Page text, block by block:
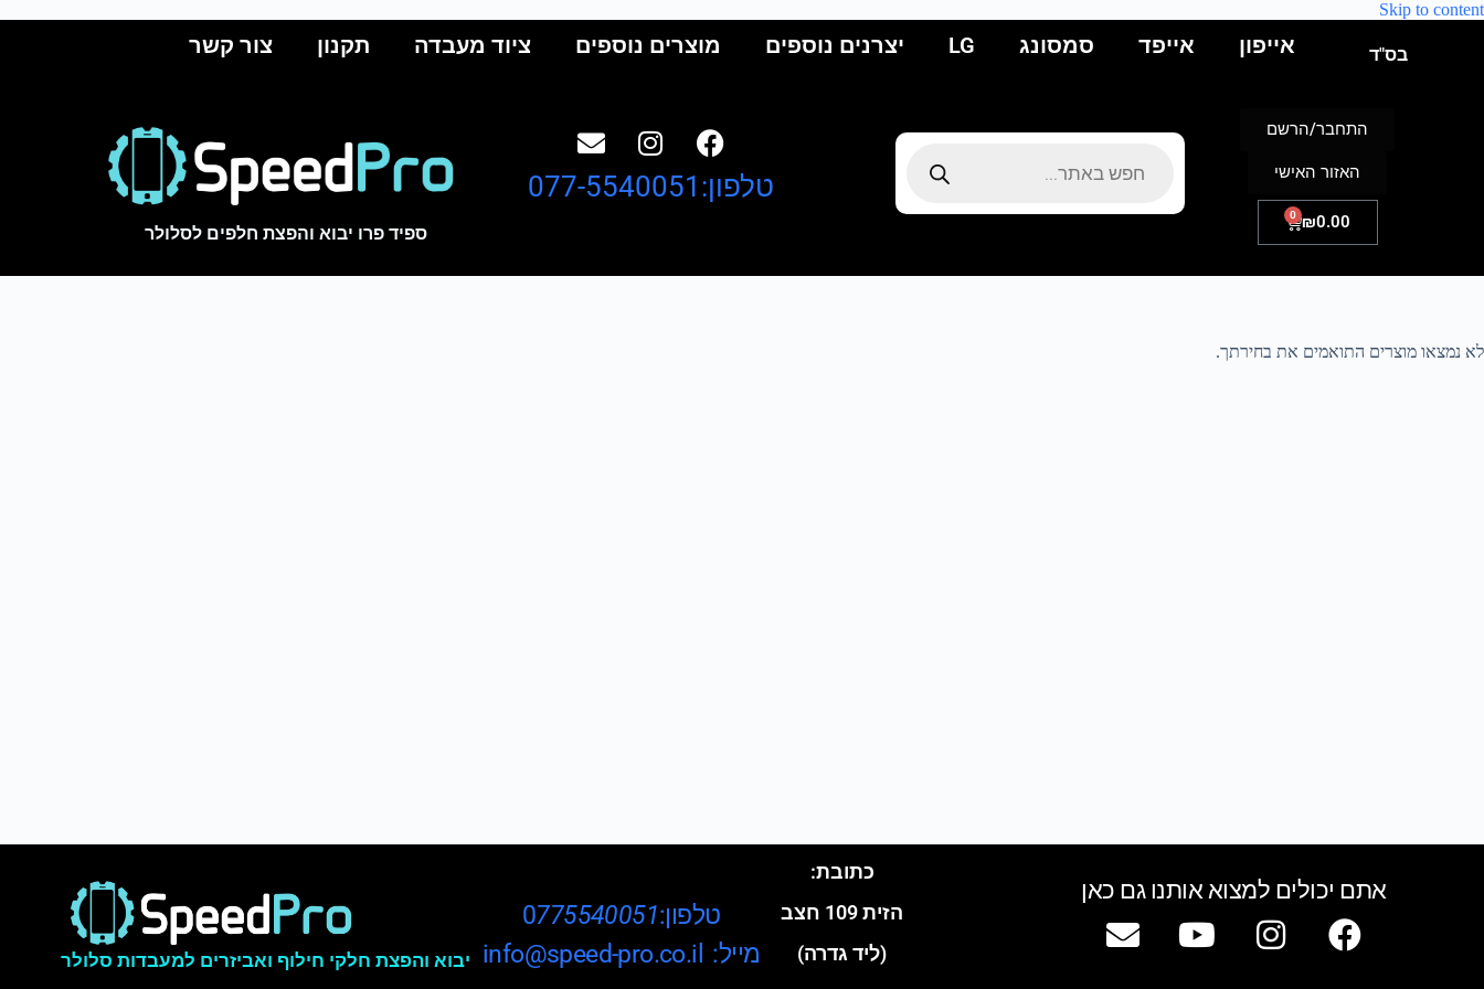
Skip to content
אייפון אייפד סמסונג LG יצרנים נוספים מוצרים נוספים ציוד מעבדה תקנון צור קשר בס"ד
₪0.00
0
התחבר/הרשם
האזור האישי
ספיד פרו יבוא והפצת חלפים לסלולר
טלפון:077-5540051
לא נמצאו מוצרים התואמים את בחירתך.
אתם יכולים למצוא אותנו גם כאן
יבוא והפצת חלקי חילוף ואביזרים למעבדות סלולר
טלפון:0775540051
מייל: info@speed-pro.co.il
כתובת:
הזית 109 חצב
(ליד גדרה)